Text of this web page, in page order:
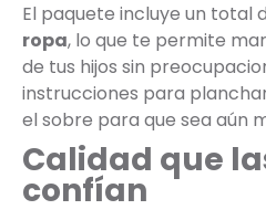
El paquete incluye un total
ropa, lo que te permite
de tus hijos sin
instrucciones para
el sobre para que sea aún
Calidad que
confían